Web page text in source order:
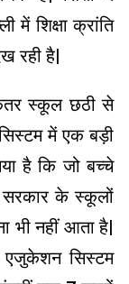
में शिक्षा क्रांति
रही है|
स्कूल छठी से
में एक बड़ी
है कि जो बच्चे
सरकार के स्कूलों
भी नहीं आता है|
एजुकेशन सिस्टम